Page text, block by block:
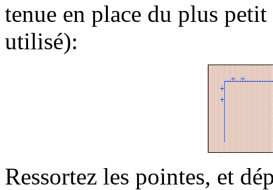
tenue en place du plus
utilisé):
Ressortez les pointes, et